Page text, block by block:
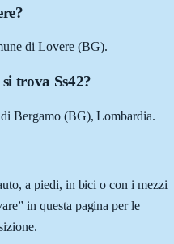
di Lovere (BG).
trova Ss42?
Bergamo (BG), Lombardia.
a piedi, in bici o con i mezzi
in questa pagina per le